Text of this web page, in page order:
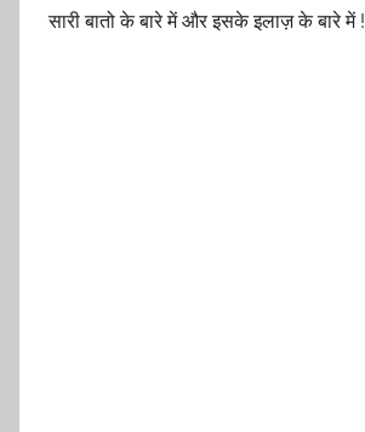
सारी बातो के बारे में और इसके इलाज़ के बारे में !